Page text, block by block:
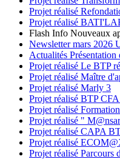
Projet réalisé
Projet réalisé
Flash Info Nouveaux
Newsletter mars 2026
Actualités Présentation
Projet réalisé Le BTP
Projet réalisé Maître
Projet réalisé Marly 3
Projet réalisé BTP CFA
Projet réalisé
Projet réalisé "
Projet réalisé CAPA
Projet réalisé
Projet réalisé Parcours